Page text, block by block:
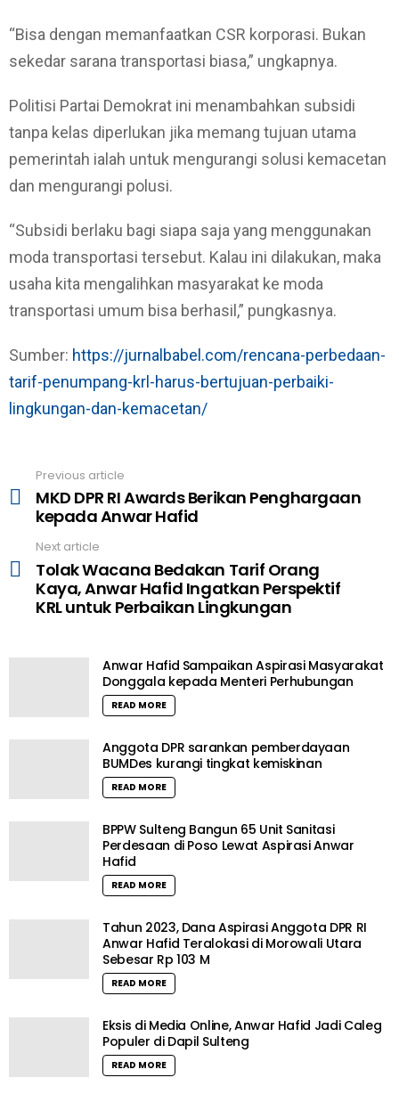
“Bisa dengan memanfaatkan CSR korporasi. Bukan
sekedar sarana transportasi biasa,” ungkapnya.
Politisi Partai Demokrat ini menambahkan subsidi
tanpa kelas diperlukan jika memang tujuan utama
pemerintah ialah untuk mengurangi solusi kemacetan
dan mengurangi polusi.
“Subsidi berlaku bagi siapa saja yang menggunakan
moda transportasi tersebut. Kalau ini dilakukan, maka
usaha kita mengalihkan masyarakat ke moda
transportasi umum bisa berhasil,” pungkasnya.
Sumber: https://jurnalbabel.com/rencana-perbedaan-
tarif-penumpang-krl-harus-bertujuan-perbaiki-
lingkungan-dan-kemacetan/
more
Previous article
MKD DPR RI Awards Berikan Penghargaan
kepada Anwar Hafid
Next article
Tolak Wacana Bedakan Tarif Orang
Kaya, Anwar Hafid Ingatkan Perspektif
KRL untuk Perbaikan Lingkungan
Anwar Hafid Sampaikan Aspirasi Masyarakat
Donggala kepada Menteri Perhubungan
READ MORE
Anggota DPR sarankan pemberdayaan
BUMDes kurangi tingkat kemiskinan
READ MORE
BPPW Sulteng Bangun 65 Unit Sanitasi
Perdesaan di Poso Lewat Aspirasi Anwar
Hafid
READ MORE
Tahun 2023, Dana Aspirasi Anggota DPR RI
Anwar Hafid Teralokasi di Morowali Utara
Sebesar Rp 103 M
READ MORE
Eksis di Media Online, Anwar Hafid Jadi Caleg
Populer di Dapil Sulteng
READ MORE